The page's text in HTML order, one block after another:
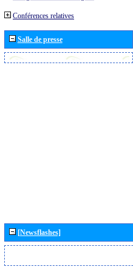
Conférences relatives
Salle de presse
[Newsflashes]